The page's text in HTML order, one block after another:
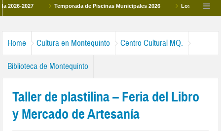
Temporada de Piscinas Municipales 2026 Los Campus de
Home Cultura en Montequinto Centro Cultural MQ.
Biblioteca de Montequinto
Taller de plastilina – Feria del Libro
y Mercado de Artesanía